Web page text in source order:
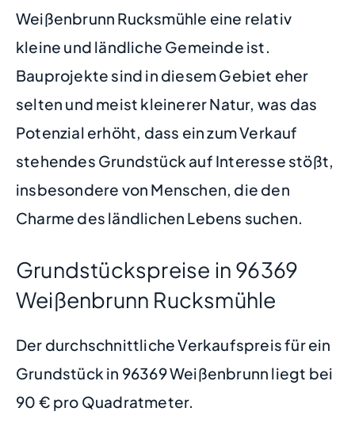
Weißenbrunn Rucksmühle eine relativ
kleine und ländliche Gemeinde ist.
Bauprojekte sind in diesem Gebiet eher
selten und meist kleinerer Natur, was das
Potenzial erhöht, dass ein zum Verkauf
stehendes Grundstück auf Interesse stößt,
insbesondere von Menschen, die den
Charme des ländlichen Lebens suchen.
Grundstückspreise in 96369
Weißenbrunn Rucksmühle
Der durchschnittliche Verkaufspreis für ein
Grundstück in 96369 Weißenbrunn liegt bei
90 € pro Quadratmeter.